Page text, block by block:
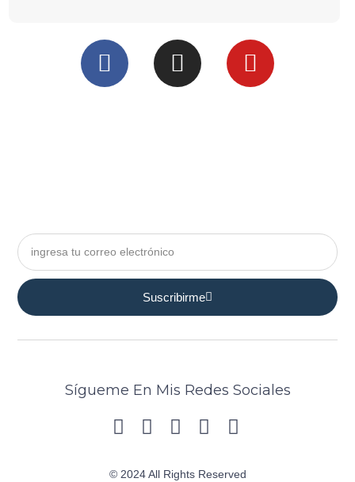
Suscribirme
Sígueme En Mis Redes Sociales
© 2024 All Rights Reserved